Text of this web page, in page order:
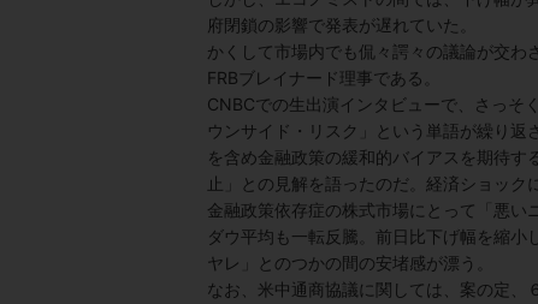
府閉鎖の影響で発表が遅れていた。
かくして市場内でも侃々諤々の議論が交わ
FRBブレイナード理事である。
CNBCでの生出演インタビューで、さっそ
ウンサイド・リスク」という単語が繰り返
を含め金融政策の緩和的バイアスを期待す
止」との見解を語ったのだ。経済ショック
金融政策依存症の株式市場にとって「悪い
ダウ平均も一転反騰。前日比下げ幅を縮
ヤレ」とのつかの間の安堵感が漂う。
なお、米中通商協議に関しては、案の定